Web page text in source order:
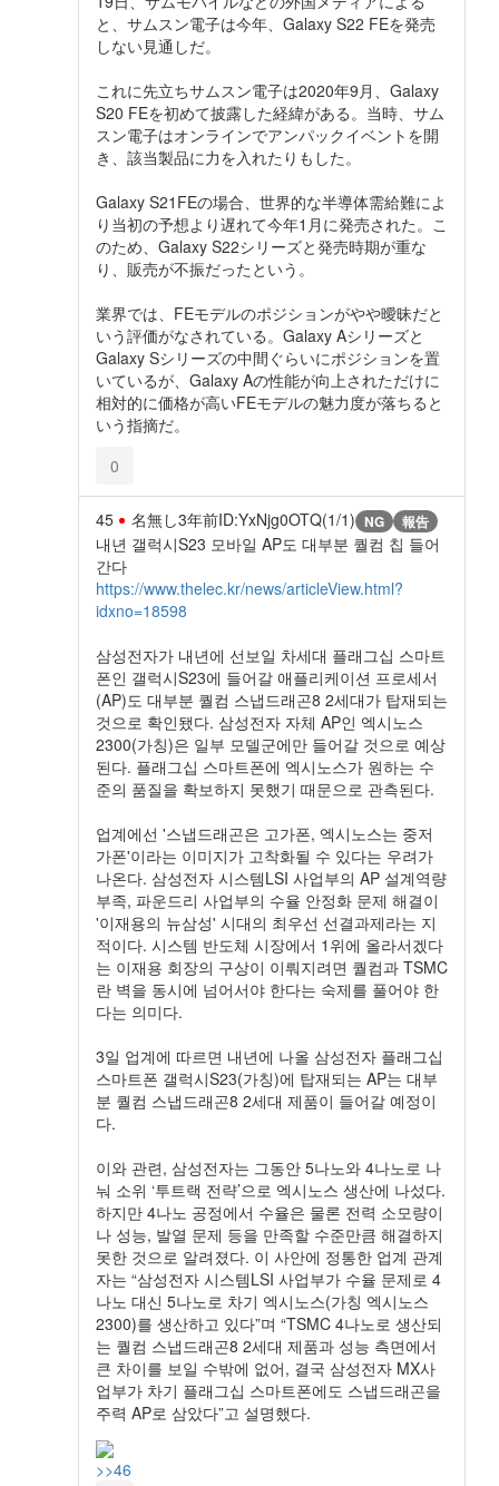
と、サムスン電子は今年、Galaxy S22 FEを発売
しない見通しだ。
これに先立ちサムスン電子は2020年9月、Galaxy
S20 FEを初めて披露した経緯がある。当時、サム
スン電子はオンラインでアンパックイベントを開
き、該当製品に力を入れたりもした。
Galaxy S21FEの場合、世界的な半導体需給難によ
り当初の予想より遅れて今年1月に発売された。こ
のため、Galaxy S22シリーズと発売時期が重な
り、販売が不振だったという。
業界では、FEモデルのポジションがやや曖昧だと
いう評価がなされている。Galaxy Aシリーズと
Galaxy Sシリーズの中間ぐらいにポジションを置
いているが、Galaxy Aの性能が向上されただけに
相対的に価格が高いFEモデルの魅力度が落ちると
いう指摘だ。
0
45 名無し3年前ID:YxNjg0OTQ(1/1) NG 報告
내년 갤럭시S23 모바일 AP도 대부분 퀄컴 칩 들어
간다
https://www.thelec.kr/news/articleView.html?
idxno=18598
삼성전자가 내년에 선보일 차세대 플래그십 스마트
폰인 갤럭시S23에 들어갈 애플리케이션 프로세서
(AP)도 대부분 퀄컴 스냅드래곤8 2세대가 탑재되는
것으로 확인됐다. 삼성전자 자체 AP인 엑시노스
2300(가칭)은 일부 모델군에만 들어갈 것으로 예상
된다. 플래그십 스마트폰에 엑시노스가 원하는 수
준의 품질을 확보하지 못했기 때문으로 관측된다.
업계에선 '스냅드래곤은 고가폰, 엑시노스는 중저
가폰'이라는 이미지가 고착화될 수 있다는 우려가
나온다. 삼성전자 시스템LSI 사업부의 AP 설계역량
부족, 파운드리 사업부의 수율 안정화 문제 해결이
'이재용의 뉴삼성' 시대의 최우선 선결과제라는 지
적이다. 시스템 반도체 시장에서 1위에 올라서겠다
는 이재용 회장의 구상이 이뤄지려면 퀄컴과 TSMC
란 벽을 동시에 넘어서야 한다는 숙제를 풀어야 한
다는 의미다.
3일 업계에 따르면 내년에 나올 삼성전자 플래그십
스마트폰 갤럭시S23(가칭)에 탑재되는 AP는 대부
분 퀄컴 스냅드래곤8 2세대 제품이 들어갈 예정이
다.
이와 관련, 삼성전자는 그동안 5나노와 4나노로 나
눠 소위 ‘투트랙 전략’으로 엑시노스 생산에 나섰다.
하지만 4나노 공정에서 수율은 물론 전력 소모량이
나 성능, 발열 문제 등을 만족할 수준만큼 해결하지
못한 것으로 알려졌다. 이 사안에 정통한 업계 관계
자는 “삼성전자 시스템LSI 사업부가 수율 문제로 4
나노 대신 5나노로 차기 엑시노스(가칭 엑시노스
2300)를 생산하고 있다”며 “TSMC 4나노로 생산되
는 퀄컴 스냅드래곤8 2세대 제품과 성능 측면에서
큰 차이를 보일 수밖에 없어, 결국 삼성전자 MX사
업부가 차기 플래그십 스마트폰에도 스냅드래곤을
주력 AP로 삼았다”고 설명했다.
>>46